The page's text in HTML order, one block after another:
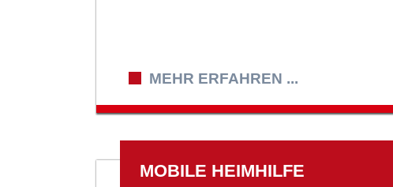
MEHR ERFAHREN ...
MOBILE HEIMHILFE